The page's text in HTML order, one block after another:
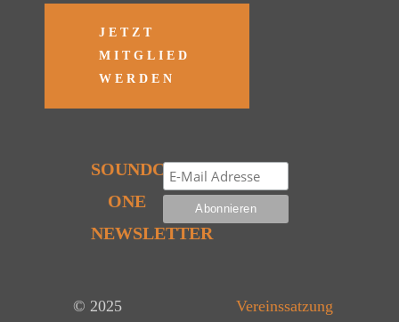
JETZT
MITGLIED
WERDEN
SOUNDCHECK
ONE
NEWSLETTER
© 2025 Vereinssatzung